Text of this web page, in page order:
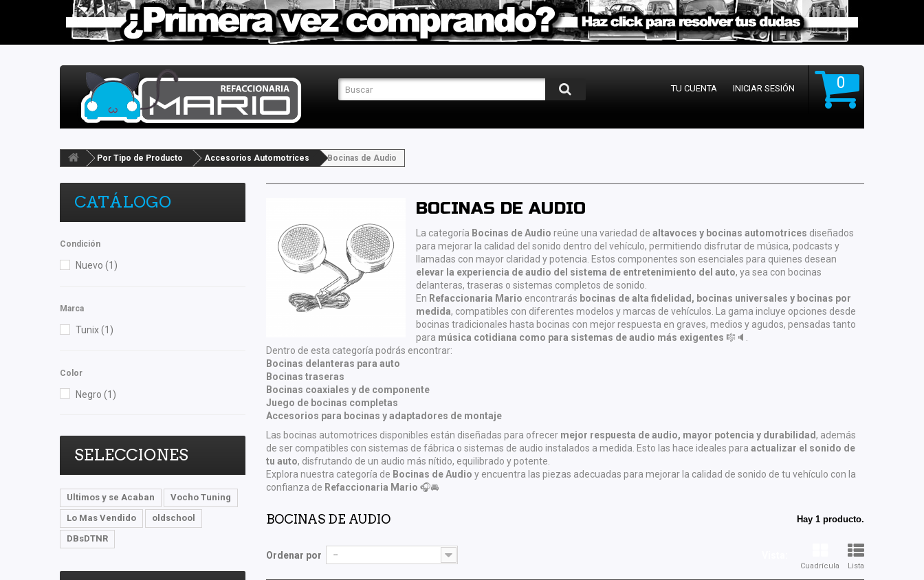
0
TU CUENTA INICIAR SESIÓN
Por Tipo de Producto Accesorios Automotrices Bocinas de Audio
CATÁLOGO
Condición
Nuevo (1)
Marca
Tunix(1)
Color
Negro (1)
SELECCIONES
Ultimos y se Acaban
Vocho Tuning
Lo Mas Vendido
oldschool
DBsDTNR
BOCINAS DE AUDIO
La categoría Bocinas de Audio reúne una variedad de altavoces y bocinas automotrices diseñados
para mejorar la calidad del sonido dentro del vehículo, permitiendo disfrutar de música, podcasts y
llamadas con mayor claridad y potencia. Estos componentes son esenciales para quienes desean
elevar la experiencia de audio del sistema de entretenimiento del auto, ya sea con bocinas
delanteras, traseras o sistemas completos de sonido.
En Refaccionaria Mario encontrarás bocinas de alta fidelidad, bocinas universales y bocinas por
medida, compatibles con diferentes modelos y marcas de vehículos. La gama incluye opciones desde
bocinas tradicionales hasta bocinas con mejor respuesta en graves, medios y agudos, pensadas tanto
para música cotidiana como para sistemas de audio más exigentes 🎼🔈.
Dentro de esta categoría podrás encontrar:
Bocinas delanteras para auto
Bocinas traseras
Bocinas coaxiales y de componente
Juego de bocinas completas
Accesorios para bocinas y adaptadores de montaje
Las bocinas automotrices disponibles están diseñadas para ofrecer mejor respuesta de audio, mayor potencia y durabilidad, además
de ser compatibles con sistemas de fábrica o sistemas de audio instalados a medida. Esto las hace ideales para actualizar el sonido de
tu auto, disfrutando de un audio más nítido, equilibrado y potente.
Explora nuestra categoría de Bocinas de Audio y encuentra las piezas adecuadas para mejorar la calidad de sonido de tu vehículo con la
confianza de Refaccionaria Mario 🎧🚘
BOCINAS DE AUDIO Hay 1 producto.
Cuadrícula Lista
Ordenar por --